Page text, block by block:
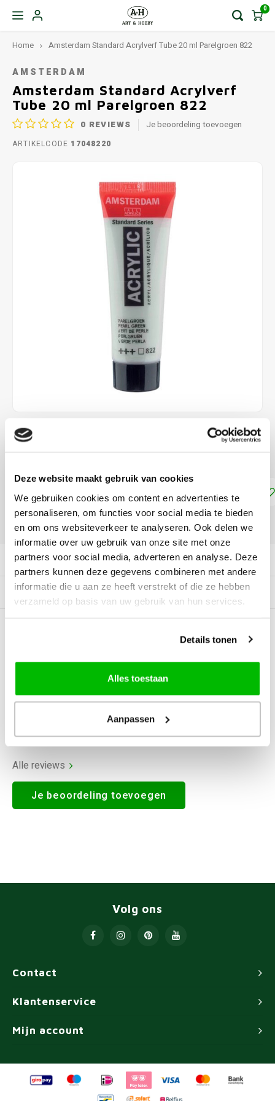
Deze website maakt gebruik van cookies
We gebruiken cookies om content en advertenties te
personaliseren, om functies voor social media te bieden
en om ons websiteverkeer te analyseren. Ook delen we
informatie over uw gebruik van onze site met onze
partners voor social media, adverteren en analyse. Deze
partners kunnen deze gegevens combineren met andere
informatie die u aan ze heeft verstrekt of die ze hebben
verzameld op basis van uw gebruik van hun services.
Details tonen
Alles toestaan
Aanpassen
0
Home Amsterdam Standard Acrylverf Tube 20 ml Parelgroen 822
AMSTERDAM
Amsterdam Standard Acrylverf
Tube 20 ml Parelgroen 822
0 REVIEWS Je beoordeling toevoegen
ARTIKELCODE 17048220
€2,25
Toevoegen aan winkelwagen
DELEN:
Productomschrijving
Gerelateerde producten
0Reviews
Alle reviews
Je beoordeling toevoegen
Contact
Volg ons
Klantenservice
Mijn account